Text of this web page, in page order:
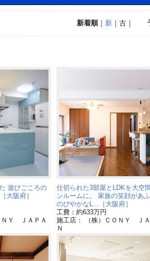
新着順｜ 新｜古｜
遊びごころの
大阪府］
ＮＹ ＪＡＰＡ
仕切られた3部屋とLDKを大空
ンルームに。 家族の笑顔があ
のびやかなL...［大阪府］
工費：約633万円
施工店： （株）ＣＯＮＹ ＪＡ
Ｎ